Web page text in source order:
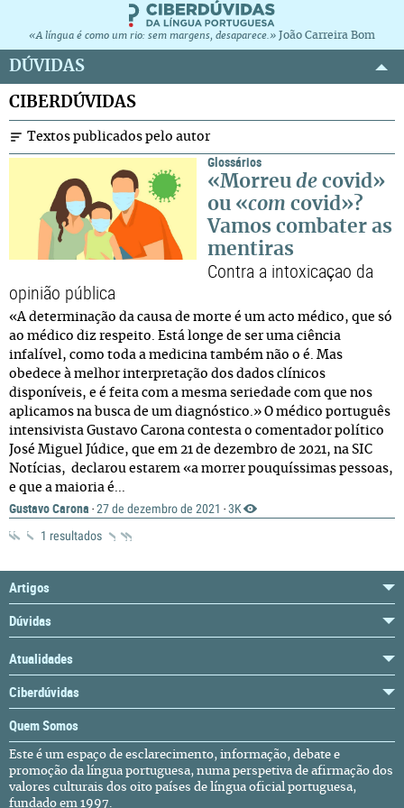
«A língua é como um rio: sem margens, desaparece.» João Carreira Bom
DÚVIDAS
CIBERDÚVIDAS
Textos publicados pelo autor
Glossários
«Morreu de covid»
ou «com covid»?
Vamos combater as
mentiras
Contra a intoxicaçao da
opinião pública
«A determinação da causa de morte é um acto médico, que só
ao médico diz respeito. Está longe de ser uma ciência
infalível, como toda a medicina também não o é. Mas
obedece à melhor interpretação dos dados clínicos
disponíveis, e é feita com a mesma seriedade com que nos
aplicamos na busca de um diagnóstico.» O médico português
intensivista Gustavo Carona contesta o comentador político
José Miguel Júdice, que em 21 de dezembro de 2021, na SIC
Notícias, declarou estarem «a morrer pouquíssimas pessoas,
e que a maioria é...
Gustavo Carona · 27 de dezembro de 2021 · 3K
1 resultados
Artigos
Dúvidas
Atualidades
Ciberdúvidas
Quem Somos
Este é um espaço de esclarecimento, informação, debate e
promoção da língua portuguesa, numa perspetiva de afirmação dos
valores culturais dos oito países de língua oficial portuguesa,
fundado em 1997.